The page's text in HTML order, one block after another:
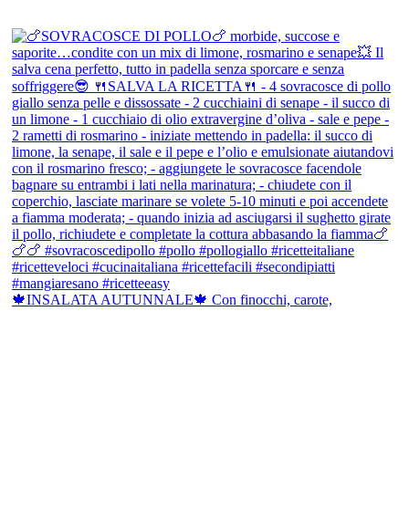
🍁INSALATA AUTUNNALE🍁 Con finocchi, carote,